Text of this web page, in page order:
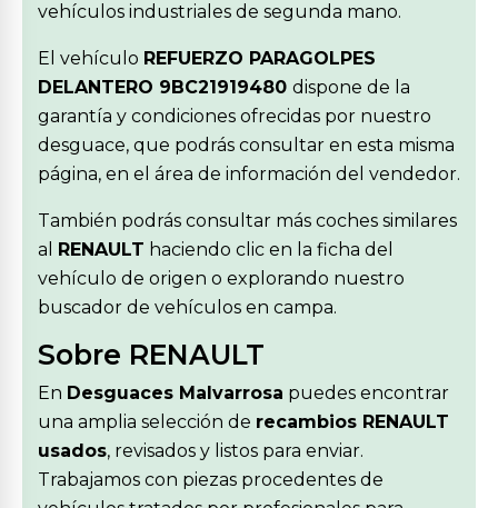
vehículos industriales de segunda mano.
El vehículo REFUERZO PARAGOLPES
DELANTERO 9BC21919480 dispone de la
garantía y condiciones ofrecidas por nuestro
desguace, que podrás consultar en esta misma
página, en el área de información del vendedor.
También podrás consultar más coches similares
al RENAULT haciendo clic en la ficha del
vehículo de origen o explorando nuestro
buscador de vehículos en campa.
Sobre RENAULT
En Desguaces Malvarrosa puedes encontrar
una amplia selección de recambios RENAULT
usados, revisados y listos para enviar.
Trabajamos con piezas procedentes de